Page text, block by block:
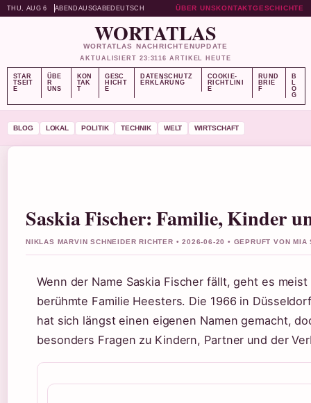
THU, AUG 6 ABENDAUSGABEDEUTSCH ÜBER UNSKONTAKTGESCHICHTE
WORTATLAS
WORTATLAS NACHRICHTENUPDATE
AKTUALISIERT 23:3116 ARTIKEL HEUTE
STAR
TSEIT
E
ÜBE
R
UNS
KON
TAK
T
GESC
HICHT
E
DATENSCHUTZ
ERKLÄRUNG
COOKIE-
RICHTLINI
E
RUND
BRIE
F
B
L
O
G
BLOG LOKAL POLITIK TECHNIK WELT WIRTSCHAFT
Saskia Fischer: Familie, Kinder
NIKLAS MARVIN SCHNEIDER RICHTER • 2026-06-20 • GEPRUFT VON MIA
Wenn der Name Saskia Fischer fällt, geht es
berühmte Familie Heesters. Die 1966 in
hat sich längst einen eigenen Namen gemacht,
besonders Fragen zu Kindern, Partner und der